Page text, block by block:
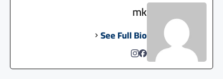
mk
See Full Bio